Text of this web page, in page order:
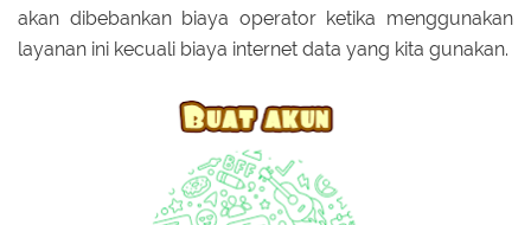
akan dibebankan biaya operator ketika menggunakan
layanan ini kecuali biaya internet data yang kita gunakan.